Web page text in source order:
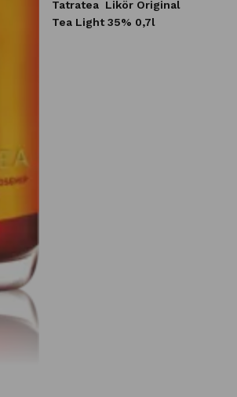
Tatratea Likör Original
Tea Light 35% 0,7l